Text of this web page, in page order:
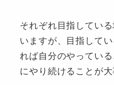
それぞれ目指してい
いますが、目指して
れば自分のやってい
にやり続けることが大